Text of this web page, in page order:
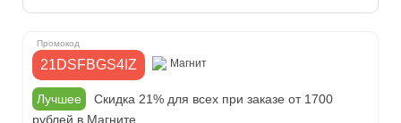
21DSFBGS4IZ Магнит
Лучшее
Скидка 21% для всех при заказе от 1700
рублей в Магните